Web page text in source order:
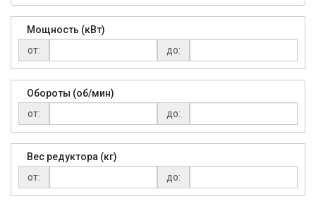
Мощность (кВт)
от:
до:
Обороты (об/мин)
от:
до:
Вес редуктора (кг)
от:
до: